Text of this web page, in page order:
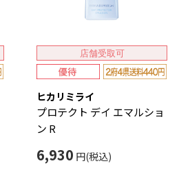
店舗受取可
ヒカリミライ
プロテクト デイ エマルショ
ン R
6,930 円(税込)